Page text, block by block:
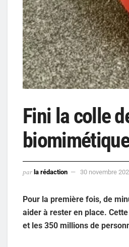
Fini la colle
par la rédaction 30 novembre
Pour la première fois, de
aider à rester en place.
et les 350 millions de